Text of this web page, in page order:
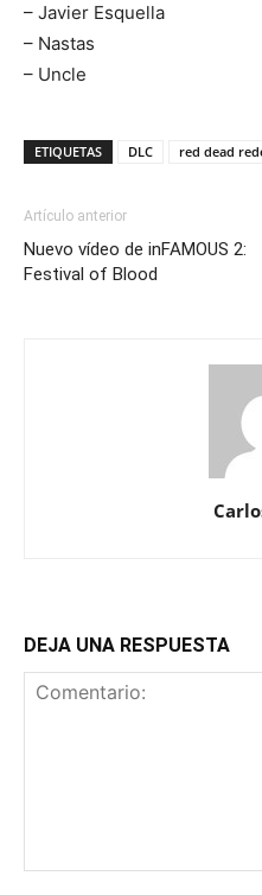
– Javier Esquella
– Nastas
– Uncle
ETIQUETAS DLC red dead
Artículo anterior
Nuevo vídeo de inFAMOUS 2:
Festival of Blood
DEJA UNA RESPUESTA